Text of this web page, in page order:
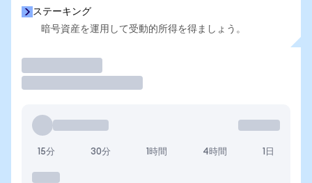
ステーキング
暗号資産を運用して受動的所得を得ましょう。
15分 30分 1時間 4時間 1日